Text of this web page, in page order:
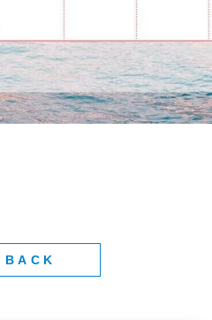
BACK